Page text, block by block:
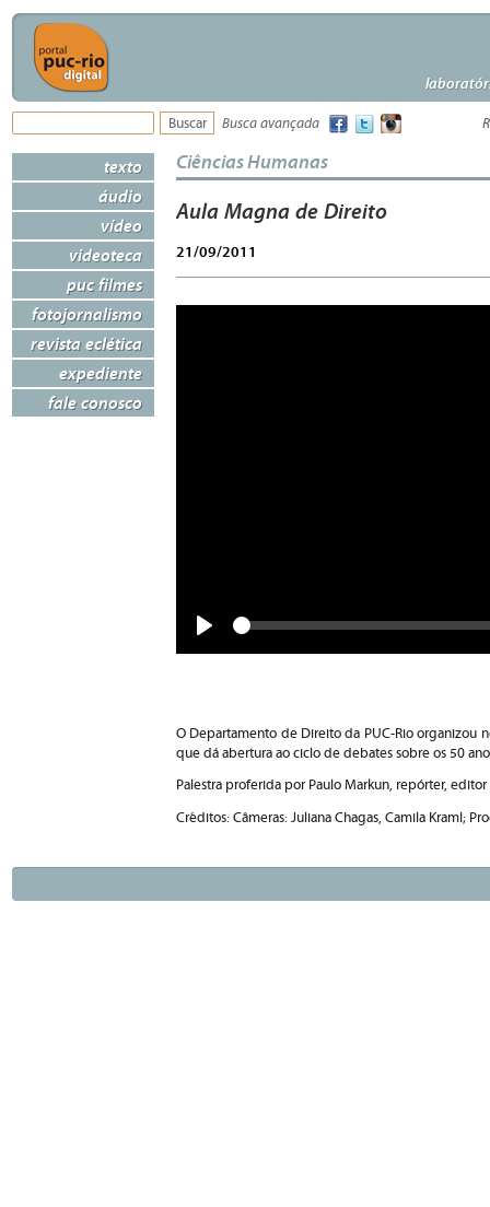
Busca avançada
texto
áudio
vídeo
videoteca
puc filmes
fotojornalismo
revista eclética
expediente
fale conosco
Ciências Humanas
Aula Magna de Direito
21/09/2011
Seek
O Departamento de Direito da PUC-Rio organizou
que dá abertura ao ciclo de debates sobre os 50
Palestra proferida por Paulo Markun, repórter,
Créditos: Câmeras: Juliana Chagas, Camila Kraml;